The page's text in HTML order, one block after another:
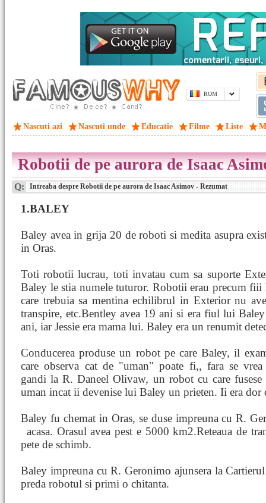
ROM
Nascuti azi Nascuti unde Educatie Filme Liste
Robotii de pe aurora de Isaac
Q: Intreaba despre Robotii de pe aurora de Isaac Asimov - Rezumat
1.BALEY
Baley avea in grija 20 de roboti si medita asupra
in Oras.
Toti robotii lucrau, toti invatau cum sa suporte
Baley le stia numele tuturor. Robotii erau precum fiii
care trebuia sa mentina echilibrul in Exterior nu
transpire, etc.Bentley avea 19 ani si era fiul lui
ani, iar Jessie era mama lui. Baley era un renumit
Conducerea produse un robot pe care Baley, il
care observa cat de "uman" poate fi,, fara se
gandi la R. Daneel Olivaw, un robot cu care
uman incat ii devenise lui Baley un prieten. Ii era dor
Baley fu chemat in Oras, se duse impreuna cu R.
acasa. Orasul avea pest e 5000 km2.Reteaua de
pete de schimb.
Baley impreuna cu R. Geronimo ajunsera la
preda robotul si primi o chitanta.